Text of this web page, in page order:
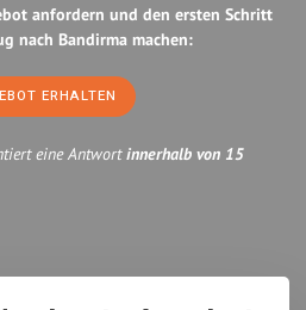
anfordern und den ersten Schritt
nach Bandirma machen:
ERHALTEN
eine Antwortinnerhalb von 15